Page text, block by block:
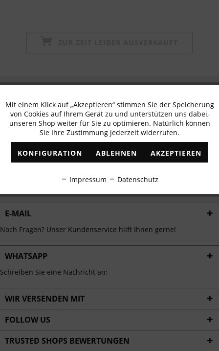
erhalten
✓ Exklusive Angebote ✓ Die aktuellsten Trends
E-MAIL
Noch Fragen? Unser Kundenservice hilft Ihnen gerne!
WHATSAPP
Schreiben Sie eine Nachricht an:
WIR VERSENDEN MIT
FOLLOW US
TRUSTED SHOPS BEWERTUNGEN
Funktionale Aktiv
Marketing Inaktiv
Tracking Inaktiv
Personalisierung Inaktiv
Service
Mit einem Klick auf „Akzeptieren“ stimmen Sie der Speicherung
von Cookies auf Ihrem Gerät zu und unterstützen uns dabei,
unseren Shop weiter für Sie zu optimieren. Natürlich können
Sie Ihre Zustimmung jederzeit widerrufen.
KONFIGURATION ABLEHNEN AKZEPTIEREN
Impressum Datenschutz